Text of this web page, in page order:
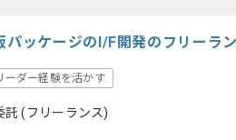
パッケージのI/F開発のフリーラ
ーダー経験を活かす
託(フリーランス)